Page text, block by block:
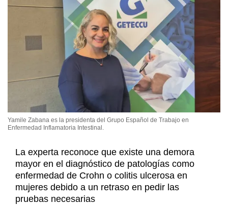
Yamile Zabana es la presidenta del Grupo Español de Trabajo en
Enfermedad Inflamatoria Intestinal.
La experta reconoce que existe una demora
mayor en el diagnóstico de patologías como
enfermedad de Crohn o colitis ulcerosa en
mujeres debido a un retraso en pedir las
pruebas necesarias